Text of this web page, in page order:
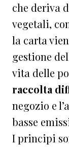
che deriva
vegetali,
la carta
gestione
vita delle
raccolta
negozio e
basse
I principi